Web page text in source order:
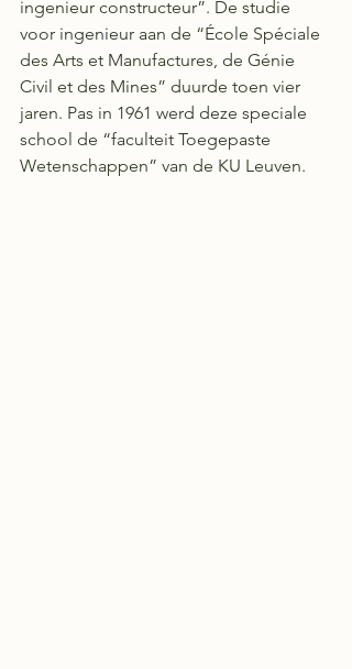
ingenieur constructeur”. De studie
voor ingenieur aan de “École Spéciale
des Arts et Manufactures, de Génie
Civil et des Mines” duurde toen vier
jaren. Pas in 1961 werd deze speciale
school de “faculteit Toegepaste
Wetenschappen” van de KU Leuven.